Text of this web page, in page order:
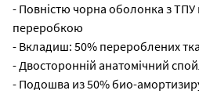
- Повністю чорна оболонка з ТПУ
переробкою
- Вкладиш: 50% перероблених
- Двосторонній анатомічний
- Подошва из 50% био-